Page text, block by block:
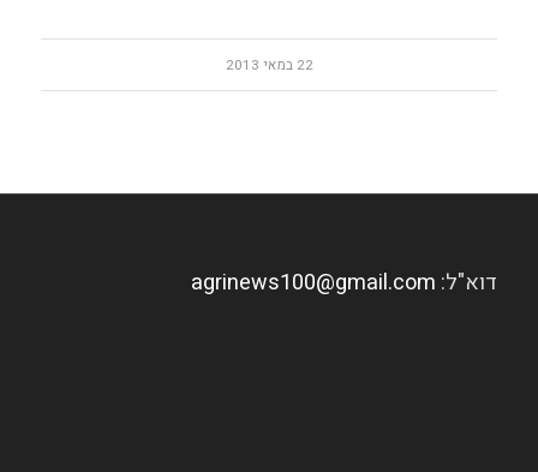
22 במאי 2013
דוא"ל: agrinews100@gmail.com